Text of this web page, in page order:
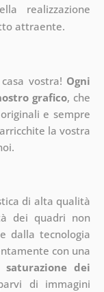
realizzazione
attraente.
vostra! Ogni
grafico, che
e sempre
la vostra
di alta qualità
dei quadri non
dalla tecnologia
con una
saturazione dei
di immagini